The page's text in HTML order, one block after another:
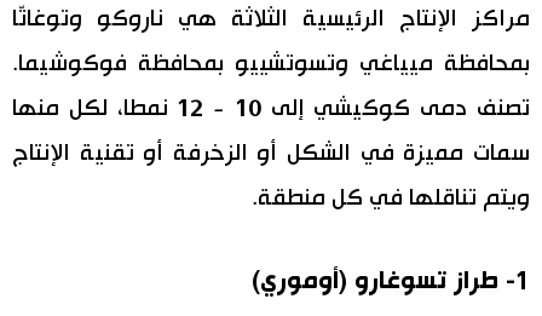
مراكز الإنتاج الرئيسية الثلاثة هي ناروكو وتوغاتّا
بمحافظة ميياغي وتسوتشييو بمحافظة فوكوشيما.
تصنف دمى كوكيشي إلى 10 - 12 نمطا، لكل منها
سمات مميزة في الشكل أو الزخرفة أو تقنية الإنتاج
ويتم تناقلها في كل منطقة.
1- طراز تسوغارو (أوموري)